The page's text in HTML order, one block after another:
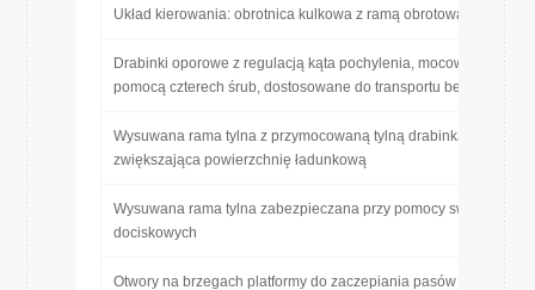
Układ kierowania: obrotnica kulkowa z ramą obrotową
Drabinki oporowe z regulacją kąta pochylenia, mocowane za
pomocą czterech śrub, dostosowane do transportu bel i kostek
Wysuwana rama tylna z przymocowaną tylną drabinką oporową,
zwiększająca powierzchnię ładunkową
Wysuwana rama tylna zabezpieczana przy pomocy sworzni
dociskowych
Otwory na brzegach platformy do zaczepiania pasów